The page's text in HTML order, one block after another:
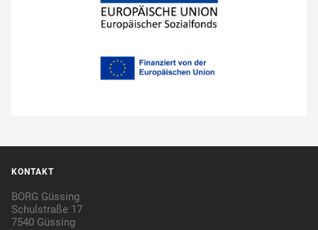
KONTAKT
BORG Güssing
Schulstraße 17
7540 Güssing